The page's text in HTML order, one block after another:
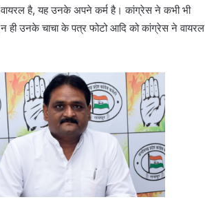
वायरल है, यह उनके अपने कर्म है। कांग्रेस ने कभी भी
न ही उनके चाचा के पत्र फोटो आदि को कांग्रेस ने वायरल